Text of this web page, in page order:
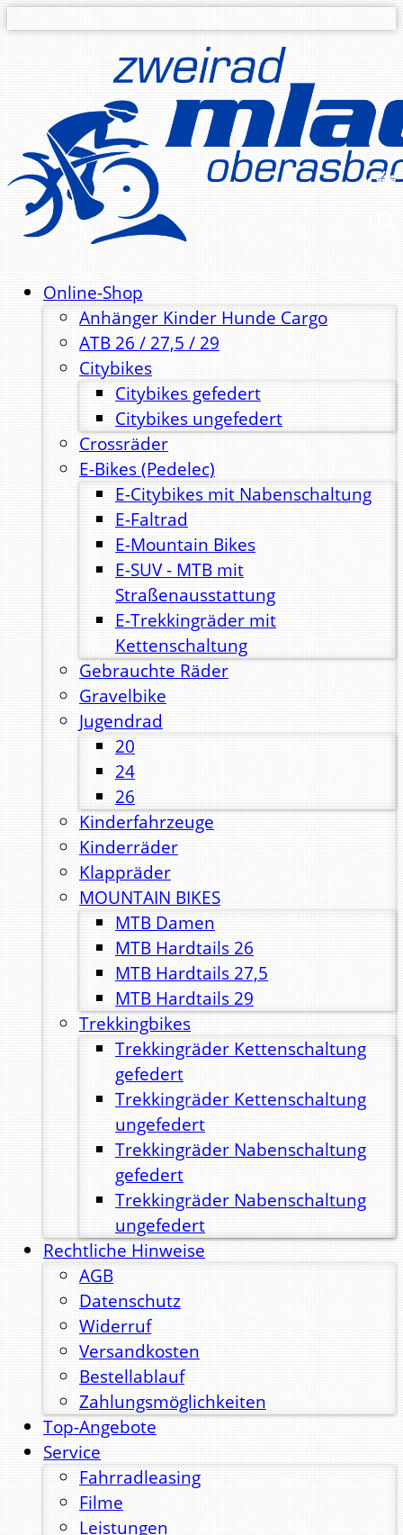
Online-Shop
Anhänger Kinder Hunde Cargo
ATB 26 / 27,5 / 29
Citybikes
Citybikes gefedert
Citybikes ungefedert
Crossräder
E-Bikes (Pedelec)
E-Citybikes mit Nabenschaltung
E-Faltrad
E-Mountain Bikes
E-SUV - MTB mit
Straßenausstattung
E-Trekkingräder mit
Kettenschaltung
Gebrauchte Räder
Gravelbike
Jugendrad
20
24
26
Kinderfahrzeuge
Kinderräder
Klappräder
MOUNTAIN BIKES
MTB Damen
MTB Hardtails 26
MTB Hardtails 27,5
MTB Hardtails 29
Trekkingbikes
Trekkingräder Kettenschaltung
gefedert
Trekkingräder Kettenschaltung
ungefedert
Trekkingräder Nabenschaltung
gefedert
Trekkingräder Nabenschaltung
ungefedert
Rechtliche Hinweise
AGB
Datenschutz
Widerruf
Versandkosten
Bestellablauf
Zahlungsmöglichkeiten
Top-Angebote
Service
Fahrradleasing
Filme
Leistungen